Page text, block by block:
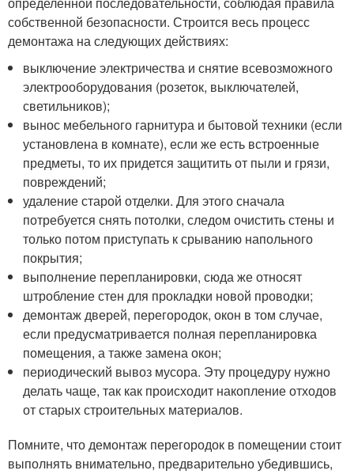
собственной безопасности. Строится весь процесс
демонтажа на следующих действиях:
выключение электричества и снятие всевозможного
электрооборудования (розеток, выключателей,
светильников);
вынос мебельного гарнитура и бытовой техники (если
установлена в комнате), если же есть встроенные
предметы, то их придется защитить от пыли и грязи,
повреждений;
удаление старой отделки. Для этого сначала
потребуется снять потолки, следом очистить стены и
только потом приступать к срыванию напольного
покрытия;
выполнение перепланировки, сюда же относят
штробление стен для прокладки новой проводки;
демонтаж дверей, перегородок, окон в том случае,
если предусматривается полная перепланировка
помещения, а также замена окон;
периодический вывоз мусора. Эту процедуру нужно
делать чаще, так как происходит накопление отходов
от старых строительных материалов.
Помните, что демонтаж перегородок в помещении стоит
выполнять внимательно, предварительно убедившись,